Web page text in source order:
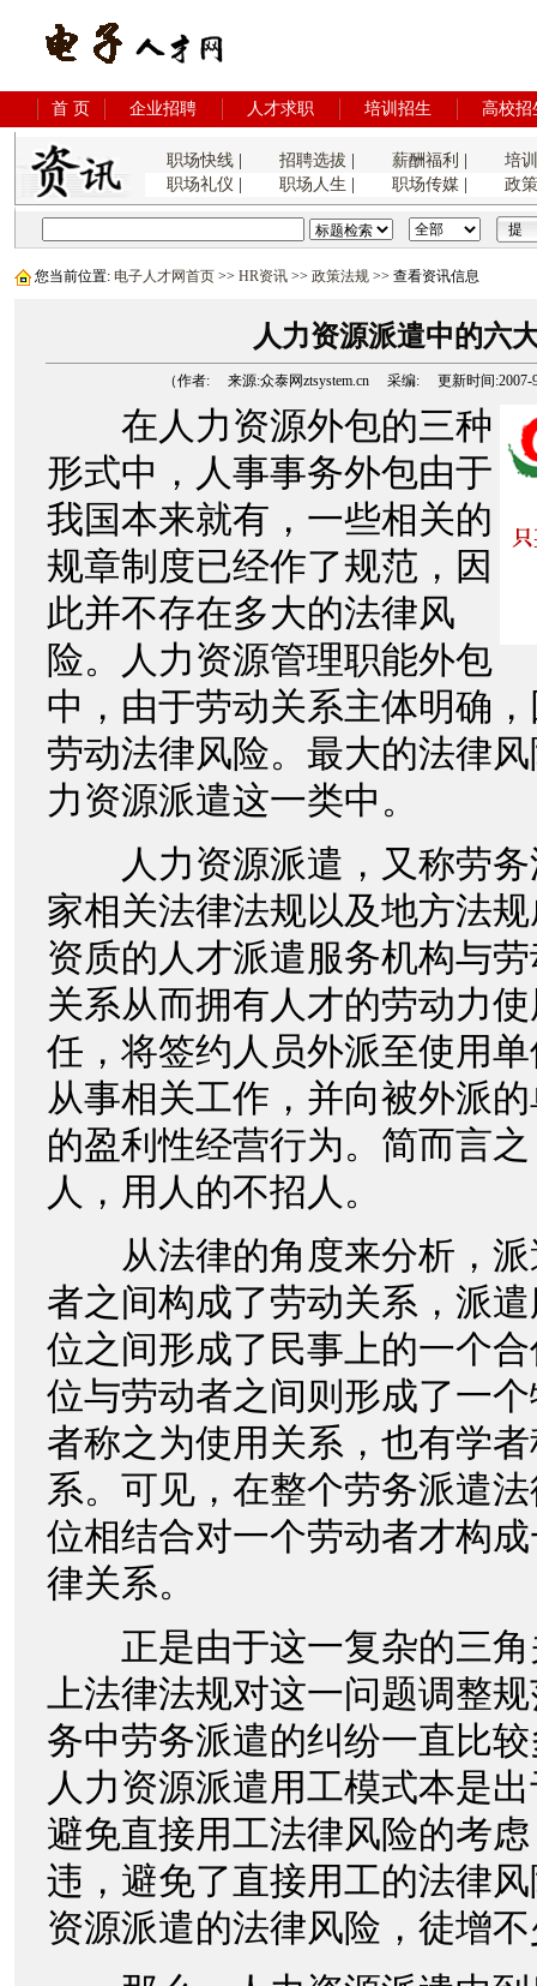
首 页 企业招聘 人才求职 培训招生 高校招
职场快线| 招聘选拔 薪酬福利
培
职场礼仪
职场人生 职场传媒| 政
您当前位置: 电子人才网首页 >> HR资讯 >> 政策法规 >> 查看资讯信息
人力资源派遣中的六
（作者: 来源:众泰网ztsystem.cn 采编: 更新时间:2007-
在人力资源外包的三种
形式中，人事事务外包由于
我国本来就有，一些相关的
规章制度已经作了规范，因
此并不存在多大的法律风
险。人力资源管理职能外包
中，由于劳动关系主体明确
劳动法律风险。最大的法律
力资源派遣这一类中。
人力资源派遣，又称劳务
家相关法律法规以及地方法
资质的人才派遣服务机构与
关系从而拥有人才的劳动力
任，将签约人员外派至使用
从事相关工作，并向被外派
的盈利性经营行为。简而言
人，用人的不招人。
从法律的角度来分析，派
者之间构成了劳动关系，派
位之间形成了民事上的一个
位与劳动者之间则形成了一
者称之为使用关系，也有学
系。可见，在整个劳务派遣
位相结合对一个劳动者才构
律关系。
正是由于这一复杂的三角
上法律法规对这一问题调整
务中劳务派遣的纠纷一直比
人力资源派遣用工模式本是
避免直接用工法律风险的考
违，避免了直接用工的法律
资源派遣的法律风险，徒增